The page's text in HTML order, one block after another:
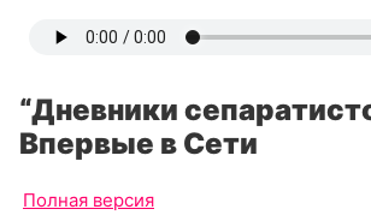
“Дневники
Впервые в Сети
Полная версия